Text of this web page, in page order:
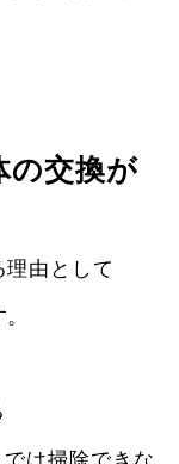
の交換が
由として
は掃除できな